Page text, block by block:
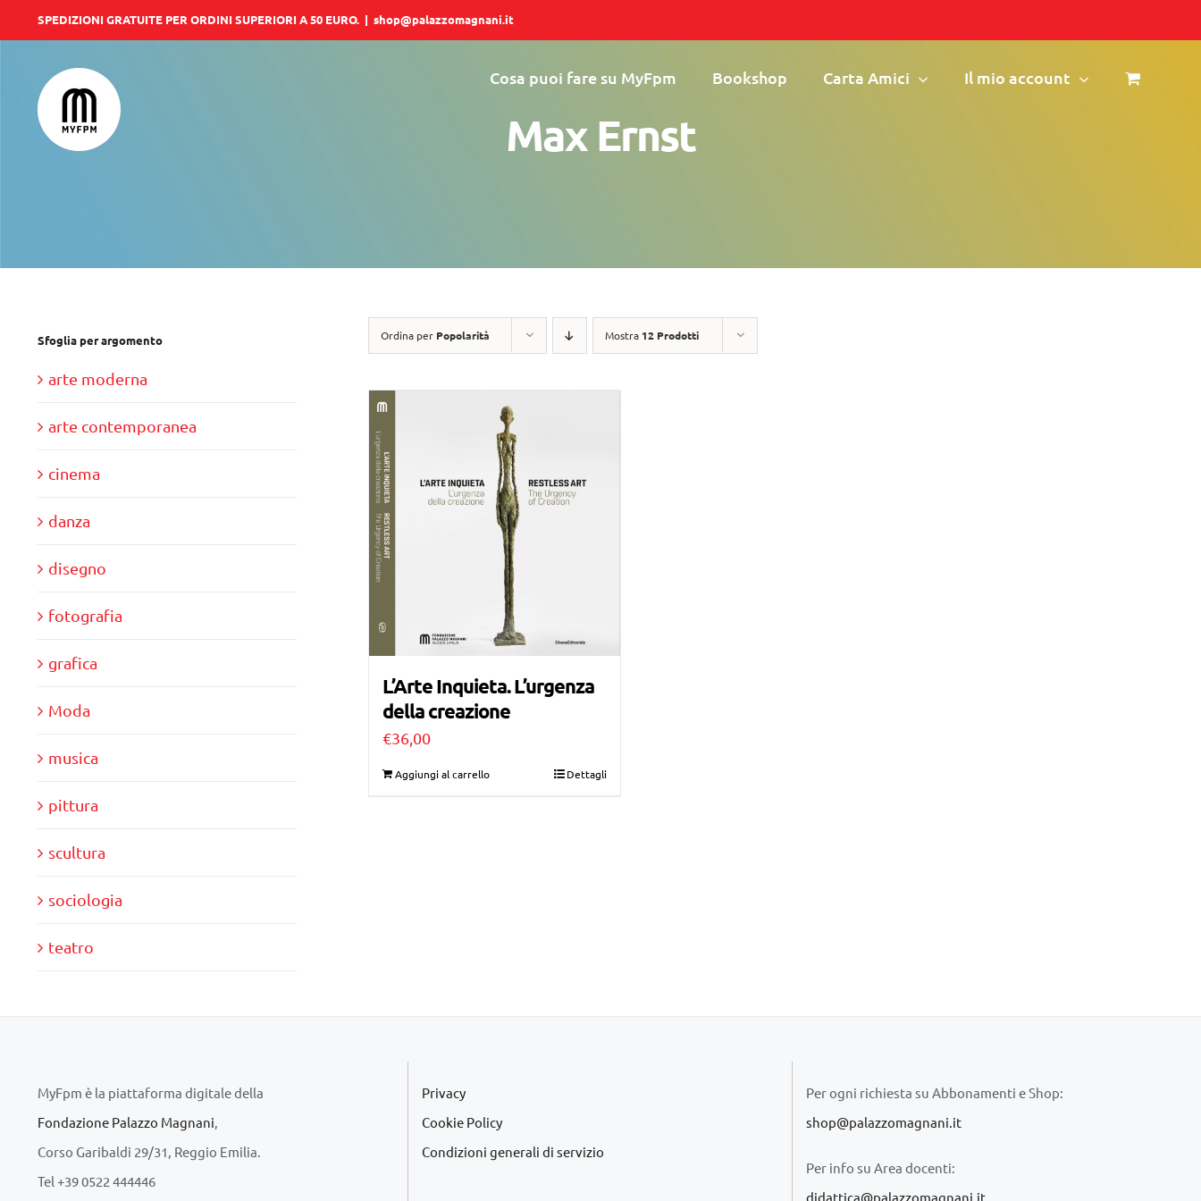
al
contenuto
SPEDIZIONI GRATUITE PER ORDINI SUPERIORI A 50 EURO. | shop@palazzomagnani.it
Cosa puoi fare su MyFpm Bookshop Carta Amici Il mio account
Max Ernst
Ordina per Popolarità Mostra 12 Prodotti
L’Arte Inquieta. L’urgenza
della creazione
€36,00
Aggiungi al carrello Dettagli
Sfoglia per argomento
arte moderna
arte contemporanea
cinema
danza
disegno
fotografia
grafica
Moda
musica
pittura
scultura
sociologia
teatro
MyFpm è la piattaforma digitale della
Fondazione Palazzo Magnani
Corso Garibaldi 29/31, Reggio Emilia.
Tel +39 0522 444446
Privacy
Cookie Policy
Condizioni generali di servizio
Per ogni richiesta su Abbonamenti e Shop:
shop@palazzomagnani.it
Per info su Area docenti:
didattica@palazzomagnani.it